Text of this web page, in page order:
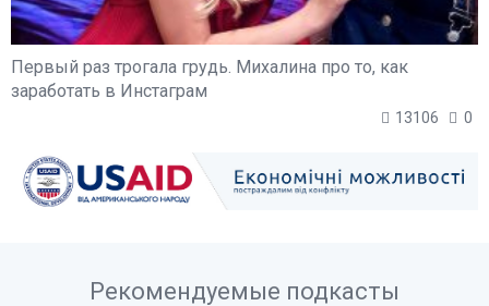
Первый раз трогала грудь. Михалина про то, как
заработать в Инстаграм
13106 0
Рекомендуемые подкасты